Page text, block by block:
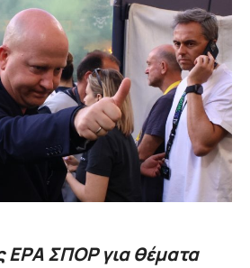
ΕΡΑ ΣΠΟΡ για θέματα